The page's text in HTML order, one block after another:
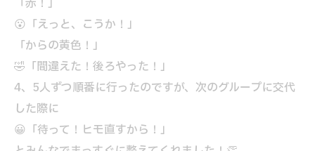
「赤！」
😮「えっと、こうか！」
「からの黄色！」
🤣「間違えた！後ろやった！」
4、5人ずつ順番に行ったのですが、次のグループに交代
した際に
😀「待って！ヒモ直すから！」